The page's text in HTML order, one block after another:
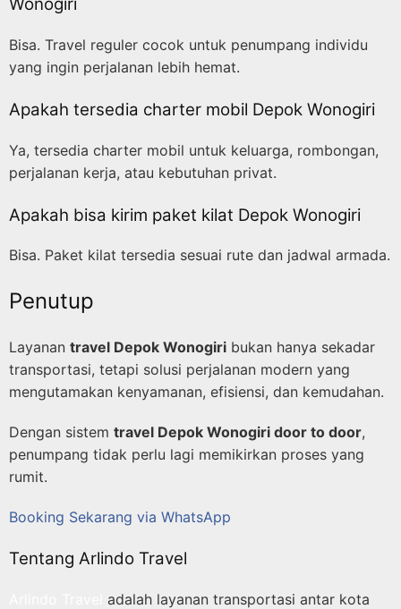
Wonogiri
Bisa. Travel reguler cocok untuk penumpang individu
yang ingin perjalanan lebih hemat.
Apakah tersedia charter mobil Depok Wonogiri
Ya, tersedia charter mobil untuk keluarga, rombongan,
perjalanan kerja, atau kebutuhan privat.
Apakah bisa kirim paket kilat Depok Wonogiri
Bisa. Paket kilat tersedia sesuai rute dan jadwal armada.
Penutup
Layanan travel Depok Wonogiri bukan hanya sekadar
transportasi, tetapi solusi perjalanan modern yang
mengutamakan kenyamanan, efisiensi, dan kemudahan.
Dengan sistem travel Depok Wonogiri door to door,
penumpang tidak perlu lagi memikirkan proses yang
rumit.
Booking Sekarang via WhatsApp
Tentang Arlindo Travel
adalah layanan transportasi antar kota